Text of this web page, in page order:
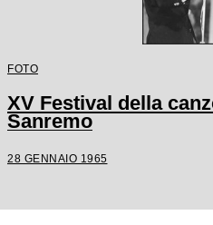
FOTO
XV Festival della
Sanremo
28 GENNAIO 1965